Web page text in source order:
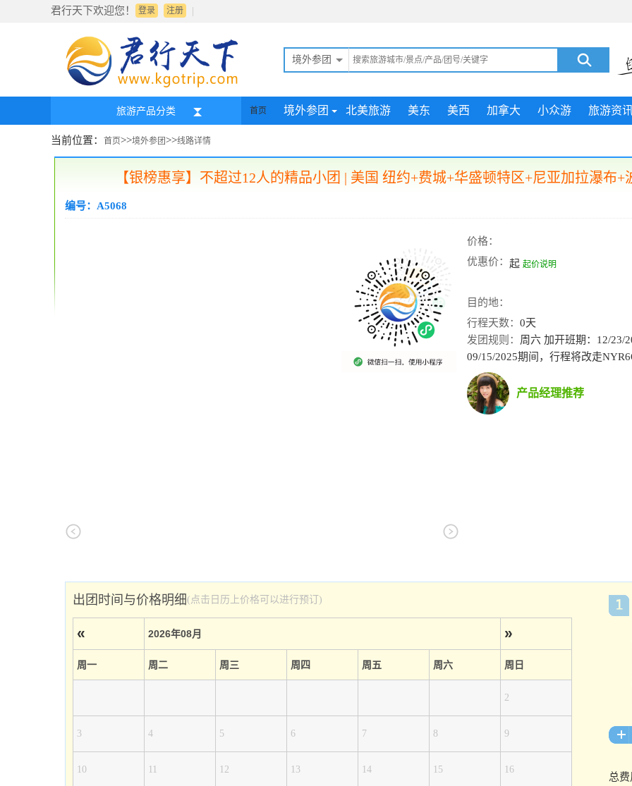
君行天下欢迎您！ 登录 |
注册
境外参团
旅游产品分类 首页 境外参团 北美旅游 美东 美西 加拿大 小众游 旅游资
当前位置： 首页>>境外参团>>线路详情
【银榜惠享】不超过12人的精品小团 | 美国 纽约+费城+华盛顿特区+尼亚加拉瀑布+
编号：A5068
价格：
优惠价： 起 起价说明
目的地：
行程天数： 0天
发团规则： 周六 加开班期：12/23/
09/15/2025期间，行程将改走
产品经理推荐
出团时间与价格明细(点击日历上价格可以进行预订)
« 2026年08月 »
周一 周二 周三 周四 周五 周六 周日
2
3 4 5 6 7 8 9
10 11 12 13 14 15 16
总费